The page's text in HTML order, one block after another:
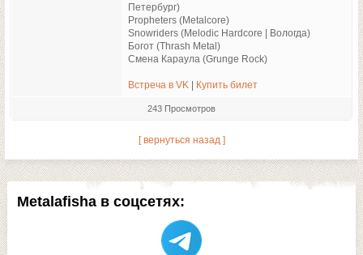
Metalafisha в соцсетях:
Петербург)
Propheters (Metalcore)
Snowriders (Melodic Hardcore | Вологда)
Богот (Thrash Metal)
Смена Караула (Grunge Rock)
Встреча в VK Купить билет
243 Просмотров
[ вернуться назад ]